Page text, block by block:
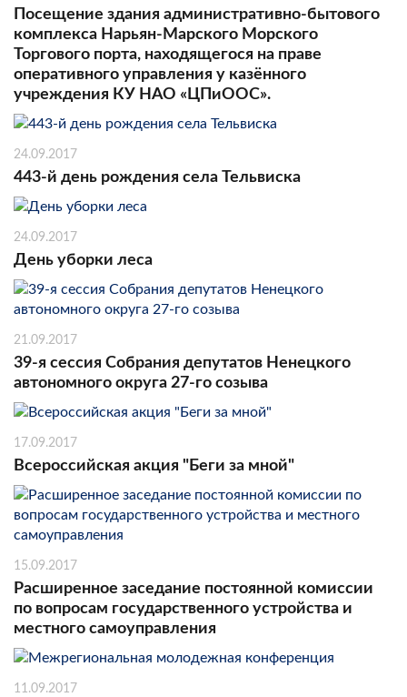
Посещение здания административно-бытового
комплекса Нарьян-Марского Морского
Торгового порта, находящегося на праве
оперативного управления у казённого
учреждения КУ НАО «ЦПиООС».
24.09.2017
443-й день рождения села Тельвиска
24.09.2017
День уборки леса
21.09.2017
39-я сессия Собрания депутатов Ненецкого
автономного округа 27-го созыва
17.09.2017
Всероссийская акция "Беги за мной"
15.09.2017
Расширенное заседание постоянной комиссии
по вопросам государственного устройства и
местного самоуправления
11.09.2017